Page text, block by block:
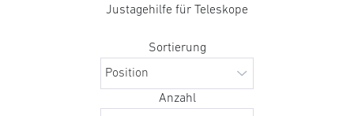
Justagehilfe für Teleskope
Sortierung
Anzahl